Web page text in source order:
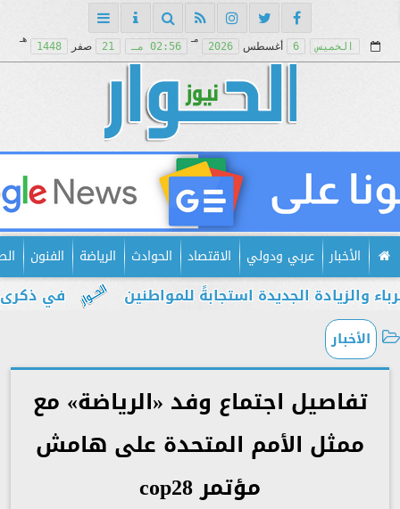
الخميس 6 أغسطس 2026
مـ
02:56 مـ 21 صفر 1448
هـ
الأخبار عربي ودولي الاقتصاد الحوادث الرياضة الفنون
في ذكرى الجديدة استجابةً للمواطنين
الأخبار
تفاصيل اجتماع وفد «الرياضة» مع
ممثل الأمم المتحدة على هامش
مؤتمر cop28